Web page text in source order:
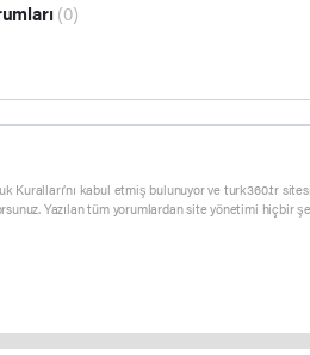
(0)
Kuralları’nı kabul etmiş bulunuyor ve turk360.tr
Yazılan tüm yorumlardan site yönetimi hiçbir